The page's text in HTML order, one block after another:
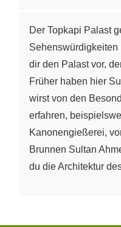
Der Topkapi Palast
dir den Palast vor,
Früher haben hier
wirst von den
erfahren,
Kanonengießerei,
Brunnen Sultan
du die Architektur